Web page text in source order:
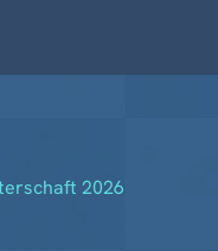
2026